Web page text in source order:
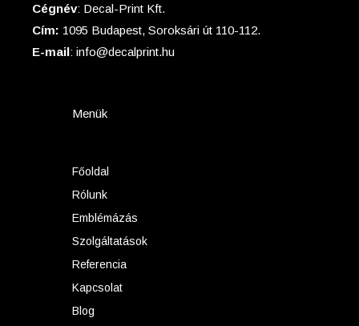
Cégnév: Decal-Print Kft.
Cím: 1095 Budapest, Soroksári út 110-112.
E-mail: info@decalprint.hu
Menük
Főoldal
Rólunk
Emblémázás
Szolgáltatások
Referencia
Kapcsolat
Blog